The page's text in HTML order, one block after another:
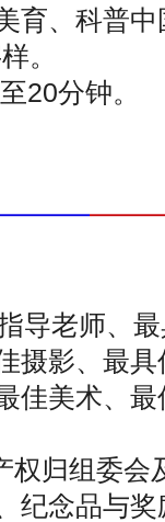
育、科普中
。
20分钟。
导老师、
摄影、最
佳美术、
权归组委会
纪念品与奖